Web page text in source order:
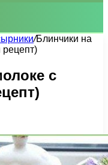
/Блинчики на
рецепт)
с